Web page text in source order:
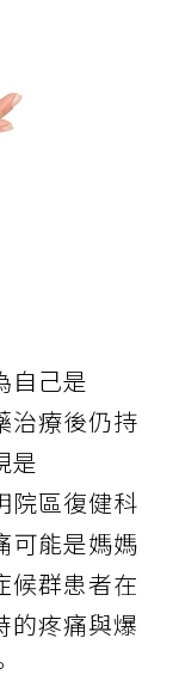
自己是
治療後仍持
是
院區復健科
可能是媽媽
候群患者在
的疼痛與爆